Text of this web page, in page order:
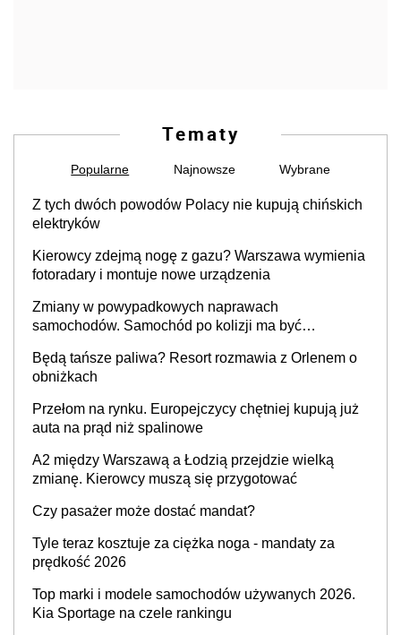
Tematy
Popularne Najnowsze Wybrane
Z tych dwóch powodów Polacy nie kupują chińskich
elektryków
Kierowcy zdejmą nogę z gazu? Warszawa wymienia
fotoradary i montuje nowe urządzenia
Zmiany w powypadkowych naprawach
samochodów. Samochód po kolizji ma być
producenta
Będą tańsze paliwa? Resort rozmawia z Orlenem o
obniżkach
Przełom na rynku. Europejczycy chętniej kupują już
auta na prąd niż spalinowe
A2 między Warszawą a Łodzią przejdzie wielką
zmianę. Kierowcy muszą się przygotować
Czy pasażer może dostać mandat?
Tyle teraz kosztuje za ciężka noga - mandaty za
prędkość 2026
Top marki i modele samochodów używanych 2026.
Kia Sportage na czele rankingu